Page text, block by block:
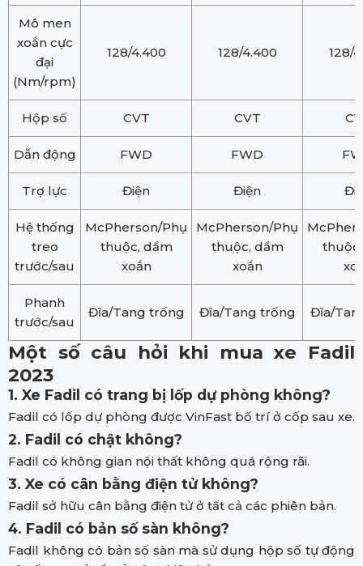
Mô men
xoắn cực
đại
(Nm/rpm)
128/4.400 128/4.400 128/
Hộp số CVT CVT
Dẫn động FWD FWD
Trợ lực Điện Điện
Hệ thống
treo
trước/sau
McPherson/Phụ
thuộc, dầm
xoắn
McPherson/Phụ
thuộc, dầm
xoắn
Phanh
trước/sau
Đĩa/Tang trống Đĩa/Tang trống Đĩa/
Một số câu hỏi khi mua xe Fadil
2023
1. Xe Fadil có trang bị lốp dự phòng không?
Fadil có lốp dự phòng được VinFast bố trí ở cốp sau xe.
2. Fadil có chật không?
Fadil có không gian nội thất không quá rộng rãi.
3. Xe có cân bằng điện tử không?
Fadil sở hữu cân bằng điện tử ở tất cả các phiên bản.
4. Fadil có bản số sàn không?
Fadil không có bản số sàn mà sử dụng hộp số tự động